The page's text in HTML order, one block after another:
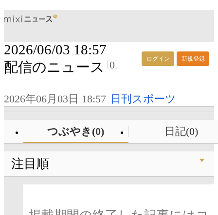
ログイン 新規登録
2026/06/03 18:57
配信のニュース
0
2026年06月03日 18:57 日刊スポーツ
つぶやき(0) 日記(0)
注目順